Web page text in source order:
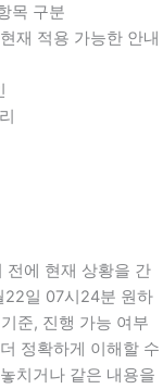
목 구분
재 적용 가능한 안내
전에 현재 상황을 간
22일 07시24분 원하
준, 진행 가능 여부
정확하게 이해할 수
치거나 같은 내용을